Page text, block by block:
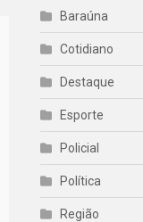
Baraúna
Cotidiano
Destaque
Esporte
Policial
Política
Região